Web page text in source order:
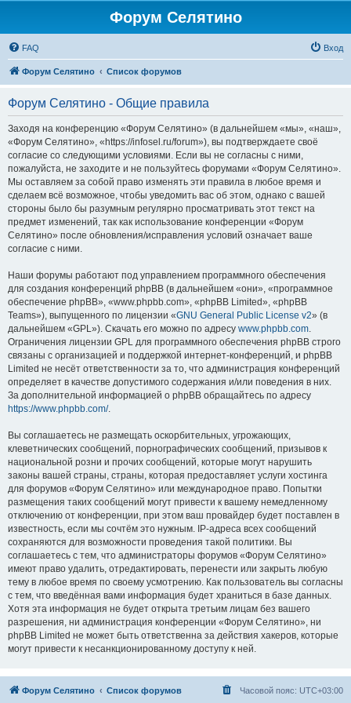
Форум Селятино
FAQ Вход
Форум Селятино Список форумов
Форум Селятино - Общие правила
Заходя на конференцию «Форум Селятино» (в дальнейшем «мы», «наш»,
«Форум Селятино», «https://infosel.ru/forum»), вы подтверждаете своё
согласие со следующими условиями. Если вы не согласны с ними,
пожалуйста, не заходите и не пользуйтесь форумами «Форум Селятино».
Мы оставляем за собой право изменять эти правила в любое время и
сделаем всё возможное, чтобы уведомить вас об этом, однако с вашей
стороны было бы разумным регулярно просматривать этот текст на
предмет изменений, так как использование конференции «Форум
Селятино» после обновления/исправления условий означает ваше
согласие с ними.
Наши форумы работают под управлением программного обеспечения
для создания конференций phpBB (в дальнейшем «они», «программное
обеспечение phpBB», «www.phpbb.com», «phpBB Limited», «phpBB
Teams»), выпущенного по лицензии «GNU General Public License v2» (в
дальнейшем «GPL»). Скачать его можно по адресу www.phpbb.com.
Ограничения лицензии GPL для программного обеспечения phpBB строго
связаны с организацией и поддержкой интернет-конференций, и phpBB
Limited не несёт ответственности за то, что администрация конференций
определяет в качестве допустимого содержания и/или поведения в них.
За дополнительной информацией о phpBB обращайтесь по адресу
https://www.phpbb.com/.
Вы соглашаетесь не размещать оскорбительных, угрожающих,
клеветнических сообщений, порнографических сообщений, призывов к
национальной розни и прочих сообщений, которые могут нарушить
законы вашей страны, страны, которая предоставляет услуги хостинга
для форумов «Форум Селятино» или международное право. Попытки
размещения таких сообщений могут привести к вашему немедленному
отключению от конференции, при этом ваш провайдер будет поставлен в
известность, если мы сочтём это нужным. IP-адреса всех сообщений
сохраняются для возможности проведения такой политики. Вы
соглашаетесь с тем, что администраторы форумов «Форум Селятино»
имеют право удалить, отредактировать, перенести или закрыть любую
тему в любое время по своему усмотрению. Как пользователь вы согласны
с тем, что введённая вами информация будет храниться в базе данных.
Хотя эта информация не будет открыта третьим лицам без вашего
разрешения, ни администрация конференции «Форум Селятино», ни
phpBB Limited не может быть ответственна за действия хакеров, которые
могут привести к несанкционированному доступу к ней.
Форум Селятино Список форумов Часовой пояс: UTC+03:00